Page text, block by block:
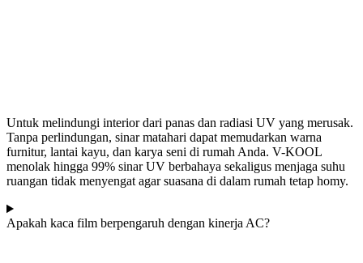
Untuk melindungi interior dari panas dan radiasi UV yang merusak.
Tanpa perlindungan, sinar matahari dapat memudarkan warna
furnitur, lantai kayu, dan karya seni di rumah Anda. V-KOOL
menolak hingga 99% sinar UV berbahaya sekaligus menjaga suhu
ruangan tidak menyengat agar suasana di dalam rumah tetap homy.
Apakah kaca film berpengaruh dengan kinerja AC?